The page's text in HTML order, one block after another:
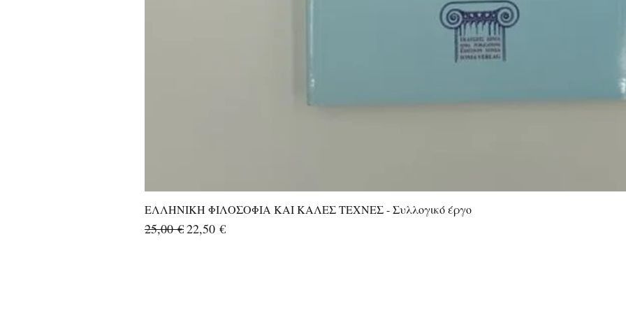
Γρήγορη προβολή
ΕΛΛΗΝΙΚΗ ΦΙΛΟΣΟΦΙΑ ΚΑΙ ΚΑΛΕΣ ΤΕΧΝΕΣ - Συλλογικό έργο
Κανονική τιμή
25,00 €Τιμή Έκπτωσης
22,50 €